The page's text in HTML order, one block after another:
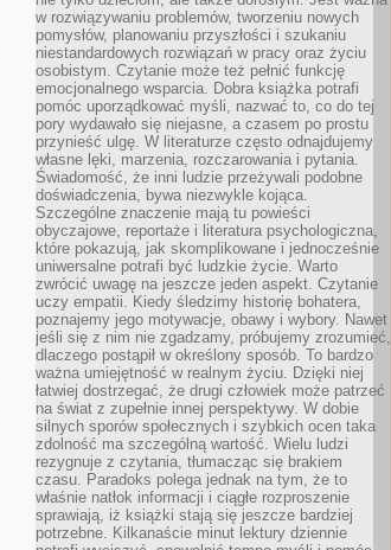
w rozwiązywaniu problemów, tworzeniu nowych
pomysłów, planowaniu przyszłości i szukaniu
niestandardowych rozwiązań w pracy oraz życiu
osobistym. Czytanie może też pełnić funkcję
emocjonalnego wsparcia. Dobra książka potrafi
pomóc uporządkować myśli, nazwać to, co do tej
pory wydawało się niejasne, a czasem po prostu
przynieść ulgę. W literaturze często odnajdujemy
własne lęki, marzenia, rozczarowania i pytania.
Świadomość, że inni ludzie przeżywali podobne
doświadczenia, bywa niezwykle kojąca.
Szczególne znaczenie mają tu powieści
obyczajowe, reportaże i literatura psychologiczna,
które pokazują, jak skomplikowane i jednocześnie
uniwersalne potrafi być ludzkie życie. Warto
zwrócić uwagę na jeszcze jeden aspekt. Czytanie
uczy empatii. Kiedy śledzimy historię bohatera,
poznajemy jego motywacje, obawy i wybory. Nawet
jeśli się z nim nie zgadzamy, próbujemy zrozumieć,
dlaczego postąpił w określony sposób. To bardzo
ważna umiejętność w realnym życiu. Dzięki niej
łatwiej dostrzegać, że drugi człowiek może patrzeć
na świat z zupełnie innej perspektywy. W dobie
silnych sporów społecznych i szybkich ocen taka
zdolność ma szczególną wartość. Wielu ludzi
rezygnuje z czytania, tłumacząc się brakiem
czasu. Paradoks polega jednak na tym, że to
właśnie natłok informacji i ciągłe rozproszenie
sprawiają, iż książki stają się jeszcze bardziej
potrzebne. Kilkanaście minut lektury dziennie